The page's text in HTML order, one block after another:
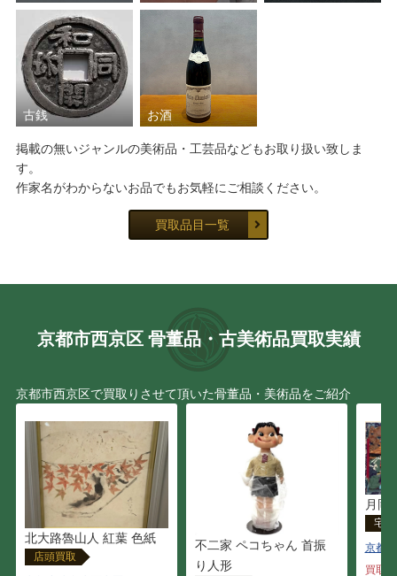
古銭 お酒
掲載の無いジャンルの美術品・工芸品などもお取り扱い致しま
す。
作家名がわからないお品でもお気軽にご相談ください。
買取品目一覧
京都市西京区 骨董品・古美術品買取実績
京都市西京区で買取りさせて頂いた骨董品・美術品をご紹介
北大路魯山人 紅葉 色紙
店頭買取
不二家 ペコちゃん 首振
り人形
月岡
宅
京都府
買取